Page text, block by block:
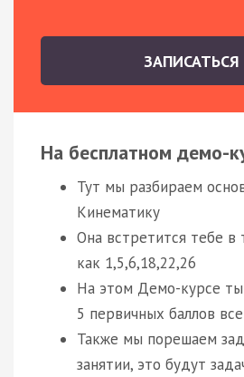
ЗАПИСАТЬСЯ
На бесплатном демо-
Тут мы разбираем
Кинематику
Она встретится тебе в
как 1,5,6,18,22,26
На этом Демо-курсе
5 первичных баллов
Также мы порешаем
занятии, это будут